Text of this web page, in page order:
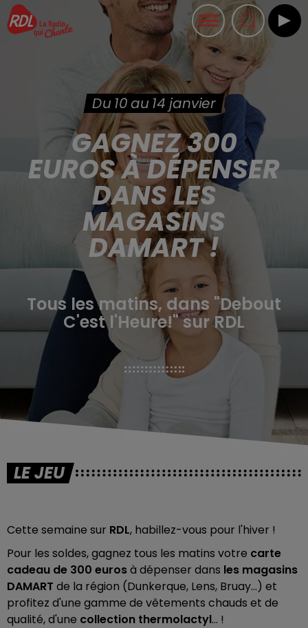
Du 10 au 14 janvier
GAGNEZ 300
EUROS À DÉPENSER
DANS LES
MAGASINS
DAMART !
Tous les matins, dans "Debout
C'est l'Heure!" sur RDL
LE JEU
Cette semaine sur RDL, habillez-vous pour l'hiver !
Pour les soldes, gagnez tous les matins votre carte
cadeau de 300 eurosà dépenser dans les magasins
DAMART de la région (Dunkerque, Lens, Bruay...) et
profitez d'une gamme de vêtements chauds et de
qualité, d'une collection thermolactyl... !